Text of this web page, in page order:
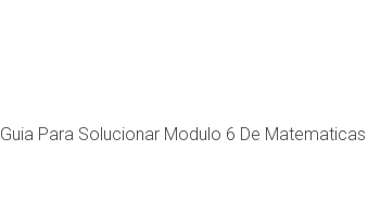
Guia Para Solucionar Modulo 6 De Matematicas